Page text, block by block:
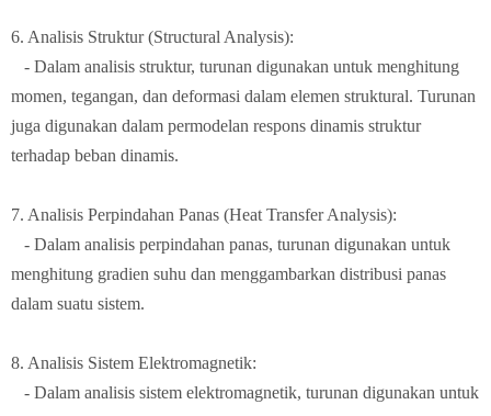
6. Analisis Struktur (Structural Analysis):
- Dalam analisis struktur, turunan digunakan untuk menghitung
momen, tegangan, dan deformasi dalam elemen struktural. Turunan
juga digunakan dalam permodelan respons dinamis struktur
terhadap beban dinamis.
7. Analisis Perpindahan Panas (Heat Transfer Analysis):
- Dalam analisis perpindahan panas, turunan digunakan untuk
menghitung gradien suhu dan menggambarkan distribusi panas
dalam suatu sistem.
8. Analisis Sistem Elektromagnetik:
- Dalam analisis sistem elektromagnetik, turunan digunakan untuk